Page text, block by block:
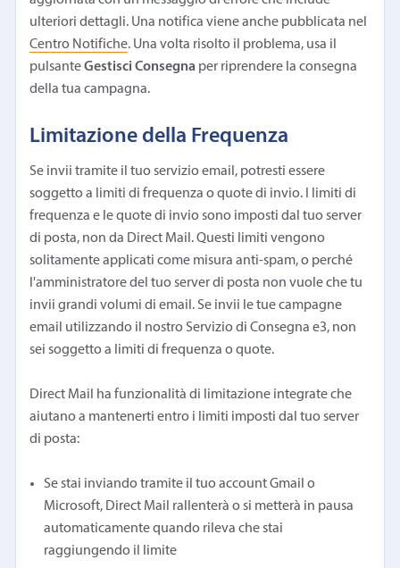
ulteriori dettagli. Una notifica viene anche pubblicata nel
Centro Notifiche. Una volta risolto il problema, usa il
pulsanteGestisci Consegna per riprendere la consegna
della tua campagna.
Limitazione della Frequenza
Se invii tramite il tuo servizio email, potresti essere
soggetto a limiti di frequenza o quote di invio. I limiti di
frequenza e le quote di invio sono imposti dal tuo server
di posta, non da Direct Mail. Questi limiti vengono
solitamente applicati come misura anti-spam, o perché
l'amministratore del tuo server di posta non vuole che tu
invii grandi volumi di email. Se invii le tue campagne
email utilizzando il nostro Servizio di Consegna e3, non
sei soggetto a limiti di frequenza o quote.
Direct Mail ha funzionalità di limitazione integrate che
aiutano a mantenerti entro i limiti imposti dal tuo server
di posta:
Se stai inviando tramite il tuo account Gmail o
Microsoft, Direct Mail rallenterà o si metterà in pausa
automaticamente quando rileva che stai
raggiungendo il limite